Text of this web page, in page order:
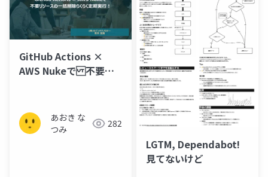
GitHub Actions ×
AWS Nukeで 不要リ
あおき な
つみ
282
LGTM, Dependabot!
見てないけど